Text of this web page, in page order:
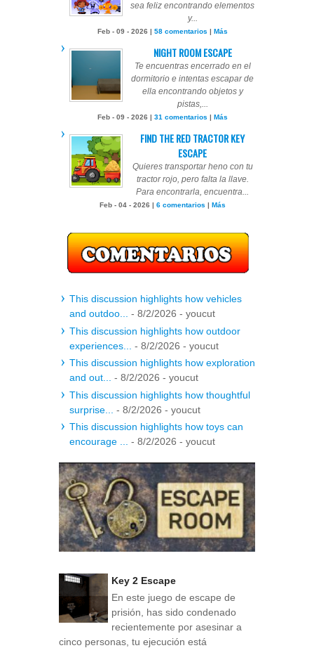
sea feliz encontrando elementos
y...
Feb - 09 - 2026 | 58 comentarios | Más
NIGHT ROOM ESCAPE
Te encuentras encerrado en el
dormitorio e intentas escapar de
ella encontrando objetos y
pistas,...
Feb - 09 - 2026 | 31 comentarios | Más
FIND THE RED TRACTOR KEY
ESCAPE
Quieres transportar heno con tu
tractor rojo, pero falta la llave.
Para encontrarla, encuentra...
Feb - 04 - 2026 | 6 comentarios | Más
This discussion highlights how vehicles
and outdoo...
- 8/2/2026 - youcut
This discussion highlights how outdoor
experiences...
- 8/2/2026 - youcut
This discussion highlights how exploration
and out...
- 8/2/2026 - youcut
This discussion highlights how thoughtful
surprise...
- 8/2/2026 - youcut
This discussion highlights how toys can
encourage ...
- 8/2/2026 - youcut
Key 2 Escape
En este juego de escape de
prisión, has sido condenado
recientemente por asesinar a
cinco personas, tu ejecución está